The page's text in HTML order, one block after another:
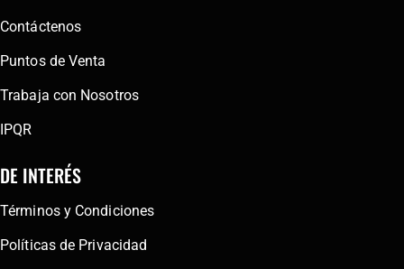
Contáctenos
Puntos de Venta
Trabaja con Nosotros
IPQR
DE INTERÉS
Términos y Condiciones
Políticas de Privacidad